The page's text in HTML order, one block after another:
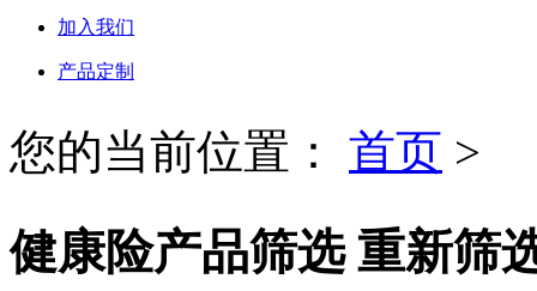
加入我们
产品定制
您的当前位置： 首页 >
健康险产品筛选 重新筛